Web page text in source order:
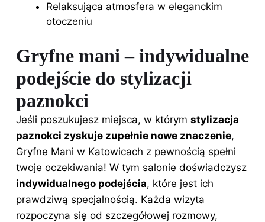
Relaksująca atmosfera w eleganckim
otoczeniu
Gryfne mani – indywidualne
podejście do stylizacji
paznokci
Jeśli poszukujesz miejsca, w którym stylizacja
paznokci zyskuje zupełnie nowe znaczenie,
Gryfne Mani w Katowicach z pewnością spełni
twoje oczekiwania! W tym salonie doświadczysz
indywidualnego podejścia, które jest ich
prawdziwą specjalnością. Każda wizyta
rozpoczyna się od szczegółowej rozmowy,